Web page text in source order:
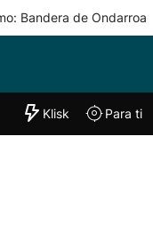
Bandera de Ondarroa
"Helmuga"
Klisk Para ti